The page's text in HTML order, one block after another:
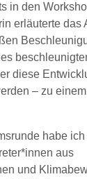
in den
erläuterte das
diese
– zu einem
habe ich
aus
und